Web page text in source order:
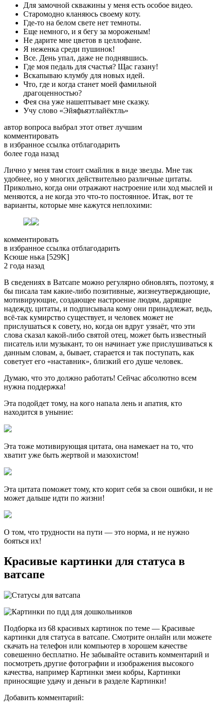
Для замочной скважины у меня есть особое видео.
Старомодно кланяюсь своему коту.
Где-то на белом свете нет темноты.
Еще немного, и я бегу за мороженым!
Не дарите мне цветов в целлофане.
Я неженка среди пушинок!
Все. День упал, даже не поднявшись.
Где моя педаль для счастья? Щас газану!
Вскапываю клумбу для новых идей.
Что, где и когда станет моей фамильной
драгоценностью?
Фея сна уже нашептывает мне сказку.
Учу слово «Эйяфьяэтлайёктль»
автор вопроса выбрал этот ответ лучшим
комментировать
в избранное ссылка отблагодарить
более года назад
Лично у меня там стоит смайлик в виде звезды. Мне так
удобнее, но у многих действительно различные цитаты.
Прикольно, когда они отражают настроение или ход мыслей и
меняются, а не когда это что-то постоянное. Итак, вот те
варианты, которые мне кажутся неплохими:
комментировать
в избранное ссылка отблагодарить
Ксюше­ нька [529K]
2 года назад
В сведениях в Ватсапе можно регулярно обновлять, поэтому, я
бы писала там какие-либо позитивные, жизнеутверждающие,
мотивирующие, создающее настроение людям, дарящие
надежду, цитаты, и подписывала кому они принадлежат, ведь,
всё-так кумирство существует, и человек может не
прислушаться к совету, но, когда он вдруг узнаёт, что эти
слова сказал какой-либо святой отец, может быть известный
писатель или музыкант, то он начинает уже прислушиваться к
данным словам, а, бывает, старается и так поступать, как
советует его «наставник», близкий его душе человек.
Думаю, что это должно работать! Сейчас абсолютно всем
нужна поддержка!
Эта подойдет тому, на кого напала лень и апатия, кто
находится в уныние:
Эта тоже мотивирующая цитата, она намекает на то, что
хватит уже быть жертвой и мазохистом!
Эта цитата поможет тому, кто корит себя за свои ошибки, и не
может дальше идти по жизни!
О том, что трудности на пути — это норма, и не нужно
бояться их!
Красивые картинки для статуса в
ватсапе
Подборка из 68 красивых картинок по теме — Красивые
картинки для статуса в ватсапе. Смотрите онлайн или можете
скачать на телефон или компьютер в хорошем качестве
совешенно бесплатно. Не забывайте оставить комментарий и
посмотреть другие фотографии и изображения высокого
качества, например Картинки змеи кобры, Картинки
приносящие удачу и деньги в разделе Картинки!
Добавить комментарий: